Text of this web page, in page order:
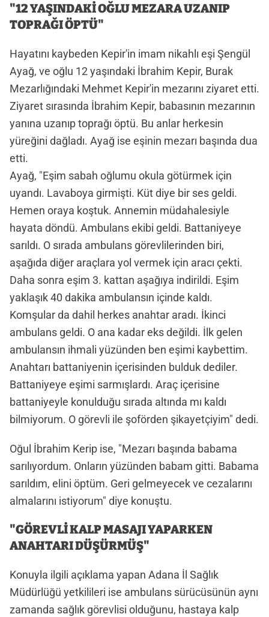
"12 YAŞINDAKİ OĞLU MEZARA UZANIP
TOPRAĞI ÖPTÜ"
Hayatını kaybeden Kepir'in imam nikahlı eşi Şengül
Ayağ, ve oğlu 12 yaşındaki İbrahim Kepir, Burak
Mezarlığındaki Mehmet Kepir'in mezarını ziyaret etti.
Ziyaret sırasında İbrahim Kepir, babasının mezarının
yanına uzanıp toprağı öptü. Bu anlar herkesin
yüreğini dağladı. Ayağ ise eşinin mezarı başında dua
etti.
Ayağ, "Eşim sabah oğlumu okula götürmek için
uyandı. Lavaboya girmişti. Küt diye bir ses geldi.
Hemen oraya koştuk. Annemin müdahalesiyle
hayata döndü. Ambulans ekibi geldi. Battaniyeye
sarıldı. O sırada ambulans görevlilerinden biri,
aşağıda diğer araçlara yol vermek için aracı çekti.
Daha sonra eşim 3. kattan aşağıya indirildi. Eşim
yaklaşık 40 dakika ambulansın içinde kaldı.
Komşular da dahil herkes anahtar aradı. İkinci
ambulans geldi. O ana kadar eks değildi. İlk gelen
ambulansın ihmali yüzünden ben eşimi kaybettim.
Anahtarı battaniyenin içerisinden bulduk dediler.
Battaniyeye eşimi sarmışlardı. Araç içerisine
battaniyeyle konulduğu sırada altında mı kaldı
bilmiyorum. O görevli ile şoförden şikayetçiyim" dedi.
Oğul İbrahim Kerip ise, "Mezarı başında babama
sarılıyordum. Onların yüzünden babam gitti. Babama
sarıldım, elini öptüm. Geri gelmeyecek ve cezalarını
almalarını istiyorum" diye konuştu.
"GÖREVLİ KALP MASAJI YAPARKEN
ANAHTARI DÜŞÜRMÜŞ"
Konuyla ilgili açıklama yapan Adana İl Sağlık
Müdürlüğü yetkilileri ise ambulans sürücüsünün aynı
zamanda sağlık görevlisi olduğunu, hastaya kalp